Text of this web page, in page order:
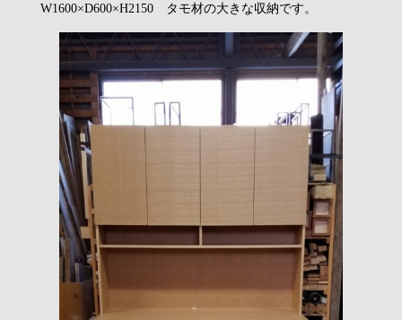
W1600×D600×H2150 タモ材の大きな収納です。